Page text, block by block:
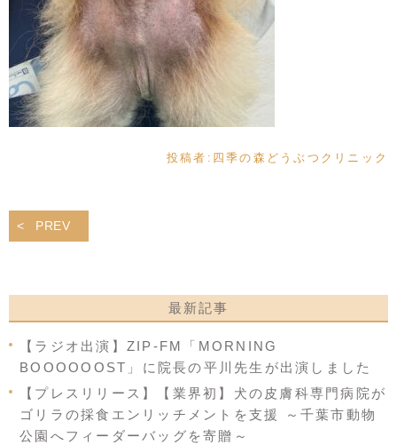
投稿者: 四季の森どうぶつクリニック
PREV
最新記事
【ラジオ出演】ZIP-FM「MORNING
BOOOOOOST」に院長の平川先生が出演しました
【プレスリリース】【業界初】犬の皮膚科専門病院が
ゴリラの採食エンリッチメントを支援 ～千葉市動物
公園へフィーダーバッグを寄贈～